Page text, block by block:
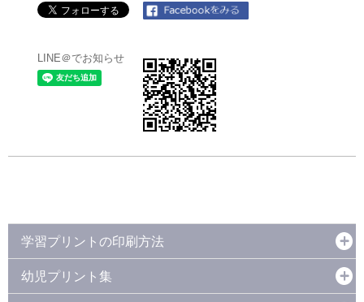
LINE＠でお知らせ
学習プリントの印刷方法
幼児プリント集